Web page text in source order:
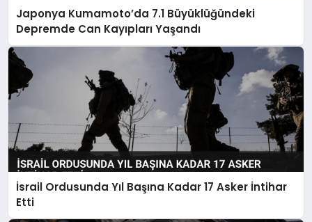
Japonya Kumamoto’da 7.1 Büyüklüğündeki
Depremde Can Kayıpları Yaşandı
İsrail Ordusunda Yıl Başına Kadar 17 Asker İntihar
Etti